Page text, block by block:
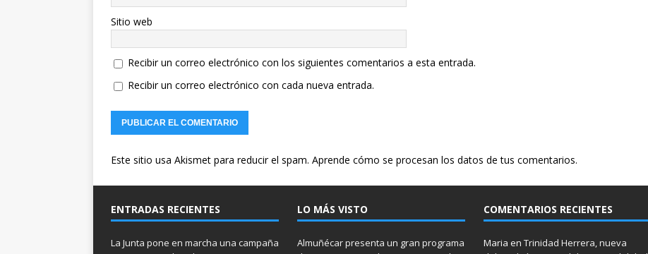
Sitio web
Recibir un correo electrónico con los siguientes comentarios a esta entrada.
Recibir un correo electrónico con cada nueva entrada.
Este sitio usa Akismet para reducir el spam. Aprende cómo se procesan los datos de tus comentarios.
ENTRADAS RECIENTES
La Junta pone en marcha una campaña
LO MÁS VISTO
Almuñécar presenta un gran programa
COMENTARIOS RECIENTES
Maria en Trinidad Herrera, nueva